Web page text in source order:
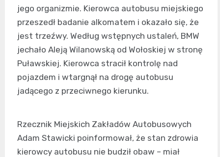
jego organizmie. Kierowca autobusu miejskiego
przeszedł badanie alkomatem i okazało się, że
jest trzeźwy. Według wstępnych ustaleń, BMW
jechało Aleją Wilanowską od Wołoskiej w stronę
Puławskiej. Kierowca stracił kontrolę nad
pojazdem i wtargnął na drogę autobusu
jadącego z przeciwnego kierunku.
Rzecznik Miejskich Zakładów Autobusowych
Adam Stawicki poinformował, że stan zdrowia
kierowcy autobusu nie budził obaw – miał